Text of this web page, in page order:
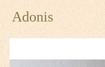
Adonis